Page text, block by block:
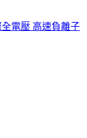
電壓 高速負離子